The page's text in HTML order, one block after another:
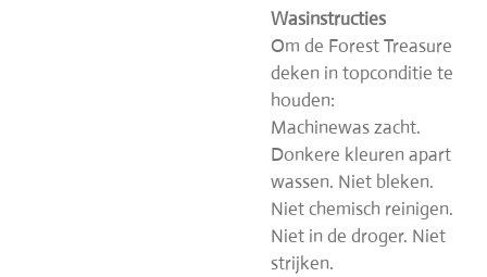
Wasinstructies
Om de Forest Treasure
deken in topconditie te
houden:
Machinewas zacht.
Donkere kleuren apart
wassen. Niet bleken.
Niet chemisch reinigen.
Niet in de droger. Niet
strijken.